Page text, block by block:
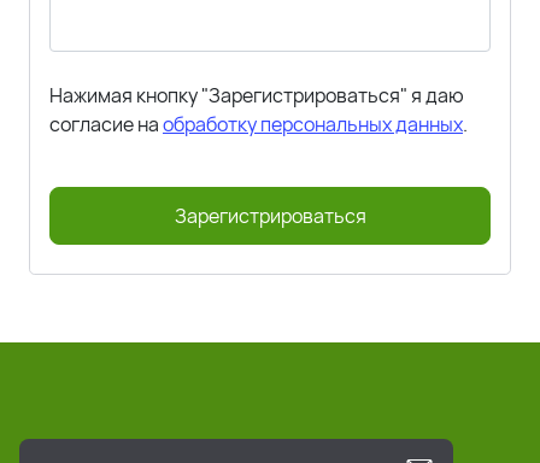
Нажимая кнопку "Зарегистрироваться" я даю
согласие наобработку персональных данных.
Зарегистрироваться